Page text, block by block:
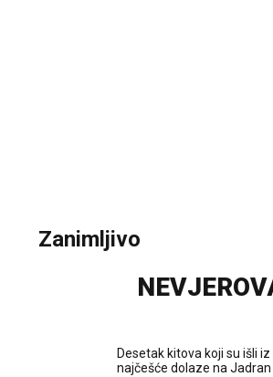
Zanimljivo
Desetak kitova koji su išli
najčešće dolaze na Jadran